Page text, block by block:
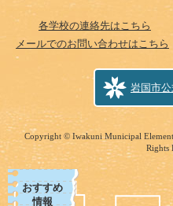
各学校の連絡先はこちら
メールでのお問い合わせはこちら
岩国市
Copyright © Iwakuni Municipal
Rights
おすすめ
情報